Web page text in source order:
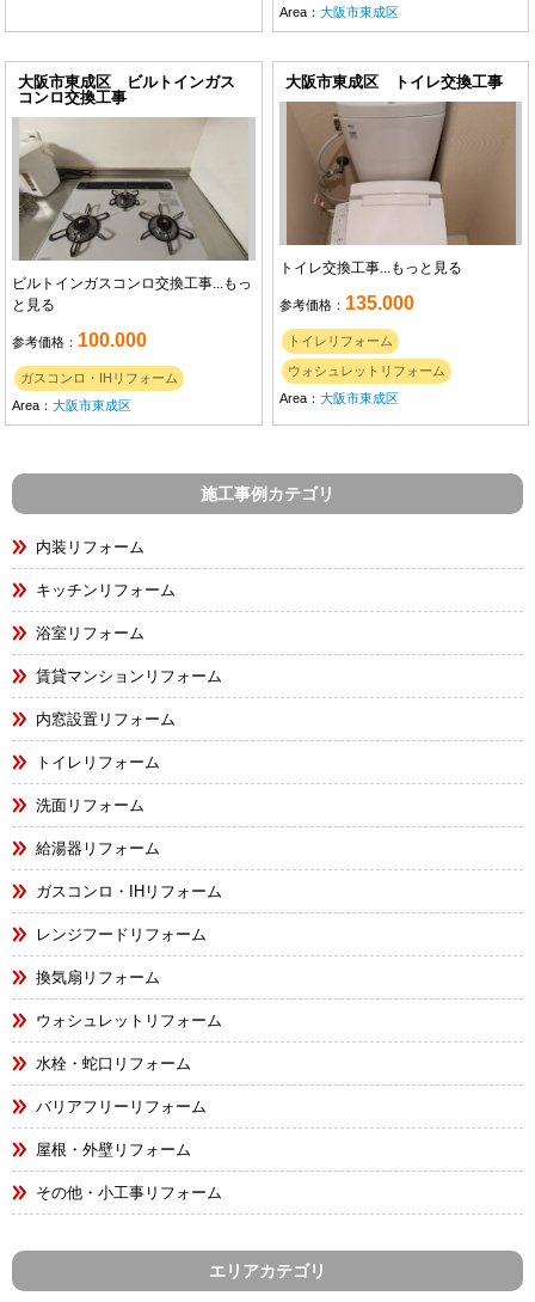
Area：大阪市東成区
大阪市東成区 ビルトインガス
コンロ交換工事
ビルトインガスコンロ交換工事...もっ
と見る
参考価格： 100.000
ガスコンロ・IHリフォーム
Area：大阪市東成区
大阪市東成区 トイレ交換工事
トイレ交換工事...もっと見る
参考価格： 135.000
トイレリフォーム
ウォシュレットリフォーム
Area：大阪市東成区
施工事例カテゴリ
内装リフォーム
キッチンリフォーム
浴室リフォーム
賃貸マンションリフォーム
内窓設置リフォーム
トイレリフォーム
洗面リフォーム
給湯器リフォーム
ガスコンロ・IHリフォーム
レンジフードリフォーム
換気扇リフォーム
ウォシュレットリフォーム
水栓・蛇口リフォーム
バリアフリーリフォーム
屋根・外壁リフォーム
その他・小工事リフォーム
エリアカテゴリ